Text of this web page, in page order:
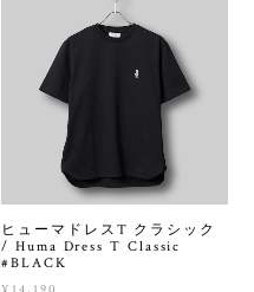
ヒューマドレスT クラシック
/ Huma Dress T Classic
#BLACK